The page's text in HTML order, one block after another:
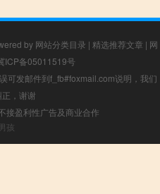
by 网站分类目录 | 精选推荐文章 | 网
ICP备05011519号
可发邮件到f_fb#foxmail.com说明，我们
，谢谢
接盈利性广告及商业合作
孩